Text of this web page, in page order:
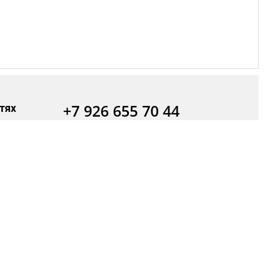
+7 926 655 70 44